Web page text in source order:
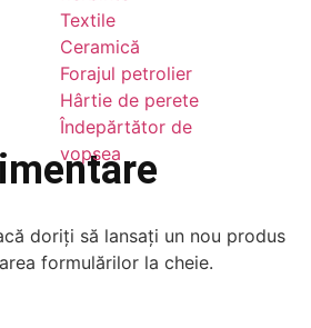
Textile
Ceramică
Forajul petrolier
Hârtie de perete
Îndepărtător de
vopsea
doriți să lansați un nou produs
formulărilor la cheie.